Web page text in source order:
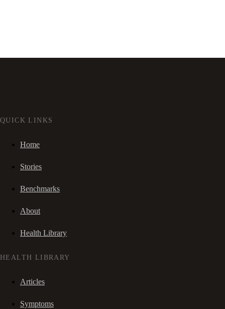
QUICK LINKS
Home
Stories
Benchmarks
About
Health Library
HEALTH LIBRARY
Articles
Symptoms